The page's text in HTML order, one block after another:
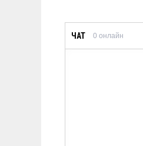
ЧАТ 0 онлайн